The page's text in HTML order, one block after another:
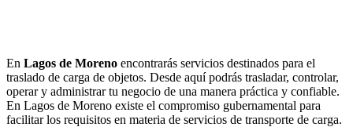
En Lagos de Moreno encontrarás servicios destinados para el
traslado de carga de objetos. Desde aquí podrás trasladar, controlar,
operar y administrar tu negocio de una manera práctica y confiable.
En Lagos de Moreno existe el compromiso gubernamental para
facilitar los requisitos en materia de servicios de transporte de carga.